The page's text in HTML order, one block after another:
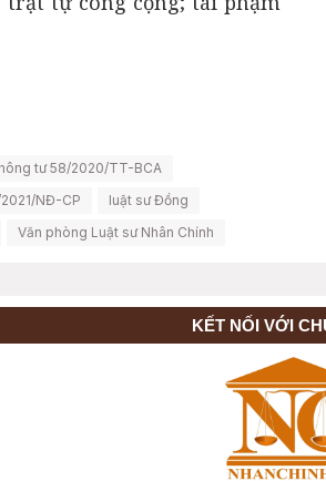
tư 58/2020/TT-BCA
NĐ-CP
luật sư Đồng
Văn phòng Luật sư Nhân Chính
KẾT NỐI VỚI